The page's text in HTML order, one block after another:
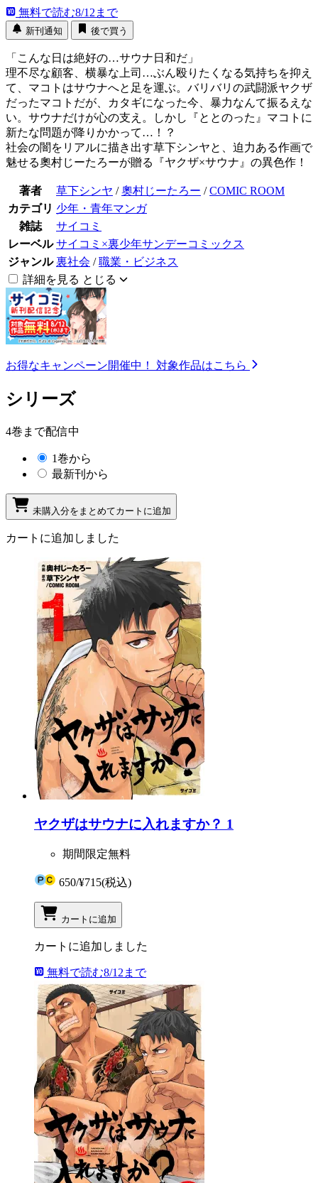
無料で読む8/12まで
新刊通知 後で買う
「こんな日は絶好の…サウナ日和だ」
理不尽な顧客、横暴な上司…ぶん殴りたくなる気持ちを抑え
て、マコトはサウナへと足を運ぶ。バリバリの武闘派ヤクザ
だったマコトだが、カタギになった今、暴力なんて振るえな
い。サウナだけが心の支え。しかし『ととのった』マコトに
新たな問題が降りかかって…！？
社会の闇をリアルに描き出す草下シンヤと、迫力ある作画で
魅せる奧村じーたろーが贈る『ヤクザ×サウナ』の異色作！
著者 草下シンヤ /奧村じーたろー /COMIC ROOM
カテゴリ 少年・青年マンガ
雑誌
サイコミ
レーベル サイコミ×裏少年サンデーコミックス
ジャンル 裏社会 /職業・ビジネス
詳細を見る とじる
お得なキャンペーン開催中！ 対象作品はこちら
シリーズ
4巻まで配信中
1巻から
最新刊から
未購入分をまとめてカートに追加
カートに追加しました
ヤクザはサウナに入れますか？ 1
期間限定無料
650/¥715(税込)
カートに追加
カートに追加しました
無料で読む8/12まで